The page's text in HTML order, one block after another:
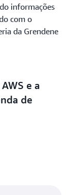
informações
com o
da Grendene
físicos.
para
o novo
as equipes de
e a
de